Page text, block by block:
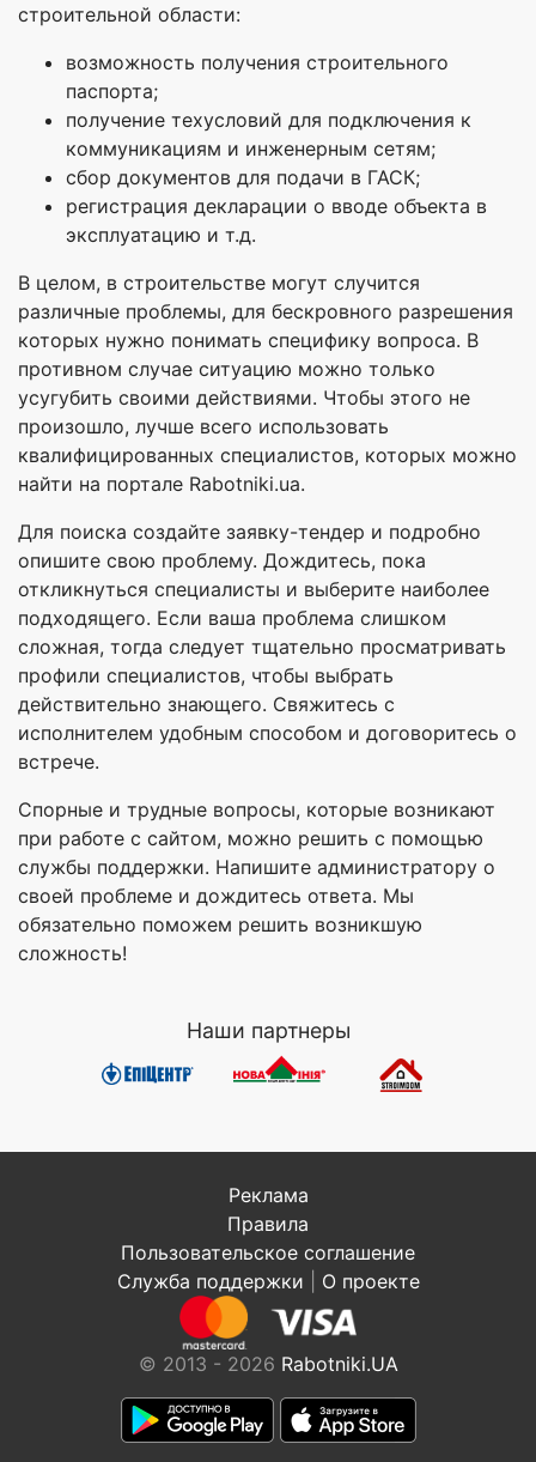
строительной области:
возможность получения строительного
паспорта;
получение техусловий для подключения к
коммуникациям и инженерным сетям;
сбор документов для подачи в ГАСК;
регистрация декларации о вводе объекта в
эксплуатацию и т.д.
В целом, в строительстве могут случится
различные проблемы, для бескровного разрешения
которых нужно понимать специфику вопроса. В
противном случае ситуацию можно только
усугубить своими действиями. Чтобы этого не
произошло, лучше всего использовать
квалифицированных специалистов, которых можно
найти на портале Rabotniki.ua.
Для поиска создайте заявку-тендер и подробно
опишите свою проблему. Дождитесь, пока
откликнуться специалисты и выберите наиболее
подходящего. Если ваша проблема слишком
сложная, тогда следует тщательно просматривать
профили специалистов, чтобы выбрать
действительно знающего. Свяжитесь с
исполнителем удобным способом и договоритесь о
встрече.
Спорные и трудные вопросы, которые возникают
при работе с сайтом, можно решить с помощью
службы поддержки. Напишите администратору о
своей проблеме и дождитесь ответа. Мы
обязательно поможем решить возникшую
сложность!
Наши партнеры
Реклама
Правила
Пользовательское соглашение
Служба поддержки
О проекте
© 2013 - 2026 Rabotniki.UA